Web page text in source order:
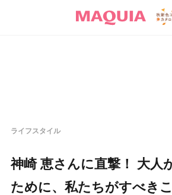
ライフスタイル
神崎 恵さんに直撃！ 大人
ために、私たちがすべき